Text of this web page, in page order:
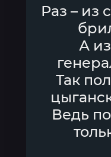
Раз – из
А
Так
Ведь